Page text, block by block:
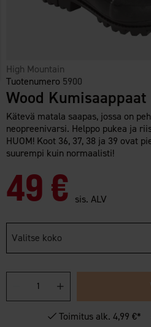
High Mountain
Tuotenumero 5900
Wood Kumisaappaat
Kätevä matala saapas, jossa on
neopreenivarsi. Helppo pukea ja
HUOM! Koot 36, 37, 38 ja 39 ovat
suurempi kuin normaalisti!
49 € sis. ALV
Valitse koko
Toimitus alk. 4,99 €*